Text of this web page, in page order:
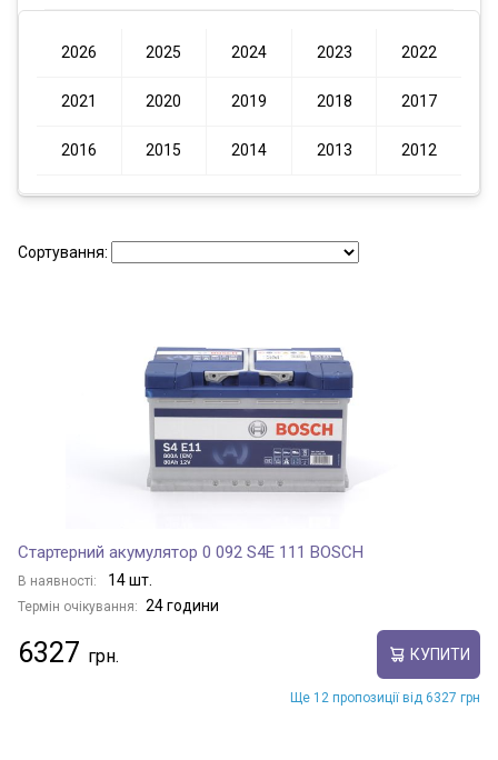
2026 2025 2024 2023 2022
2021 2020 2019 2018 2017
2016 2015 2014 2013 2012
Сортування:
Стартерний акумулятор 0 092 S4E 111 BOSCH
В наявності: 14 шт.
Термін очікування: 24 години
6327 КУПИТИ
Ще 12 пропозиції від 6327 грн